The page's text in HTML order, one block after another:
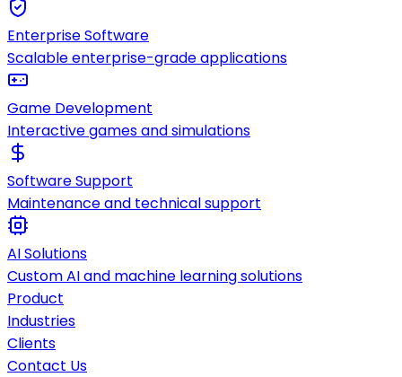
Enterprise Software
Scalable enterprise-grade applications
Game Development
Interactive games and simulations
Software Support
Maintenance and technical support
AI Solutions
Custom AI and machine learning solutions
Product
Industries
Clients
Contact Us